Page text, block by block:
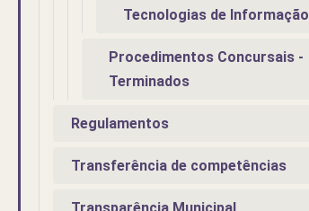
Tecnologias de Informação
Procedimentos Concursais -
Terminados
Regulamentos
Transferência de competências